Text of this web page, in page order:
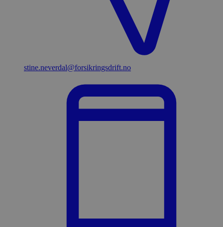
stine.neverdal​@forsikringsdrift.no